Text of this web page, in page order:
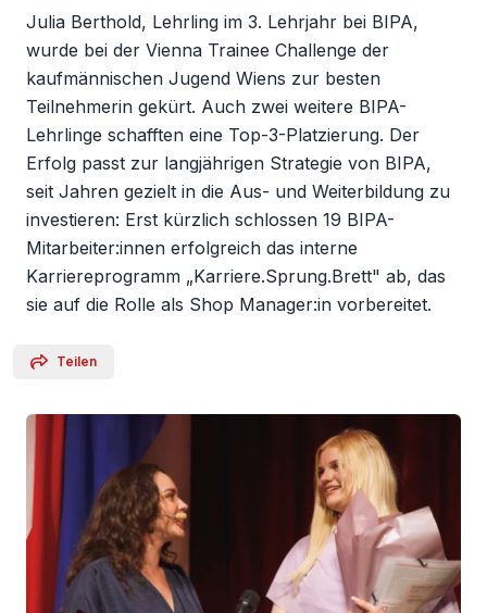
Julia Berthold, Lehrling im 3. Lehrjahr bei BIPA,
wurde bei der Vienna Trainee Challenge der
kaufmännischen Jugend Wiens zur besten
Teilnehmerin gekürt. Auch zwei weitere BIPA-
Lehrlinge schafften eine Top-3-Platzierung. Der
Erfolg passt zur langjährigen Strategie von BIPA,
seit Jahren gezielt in die Aus- und Weiterbildung zu
investieren: Erst kürzlich schlossen 19 BIPA-
Mitarbeiter:innen erfolgreich das interne
Karriereprogramm „Karriere.Sprung.Brett" ab, das
sie auf die Rolle als Shop Manager:in vorbereitet.
Teilen